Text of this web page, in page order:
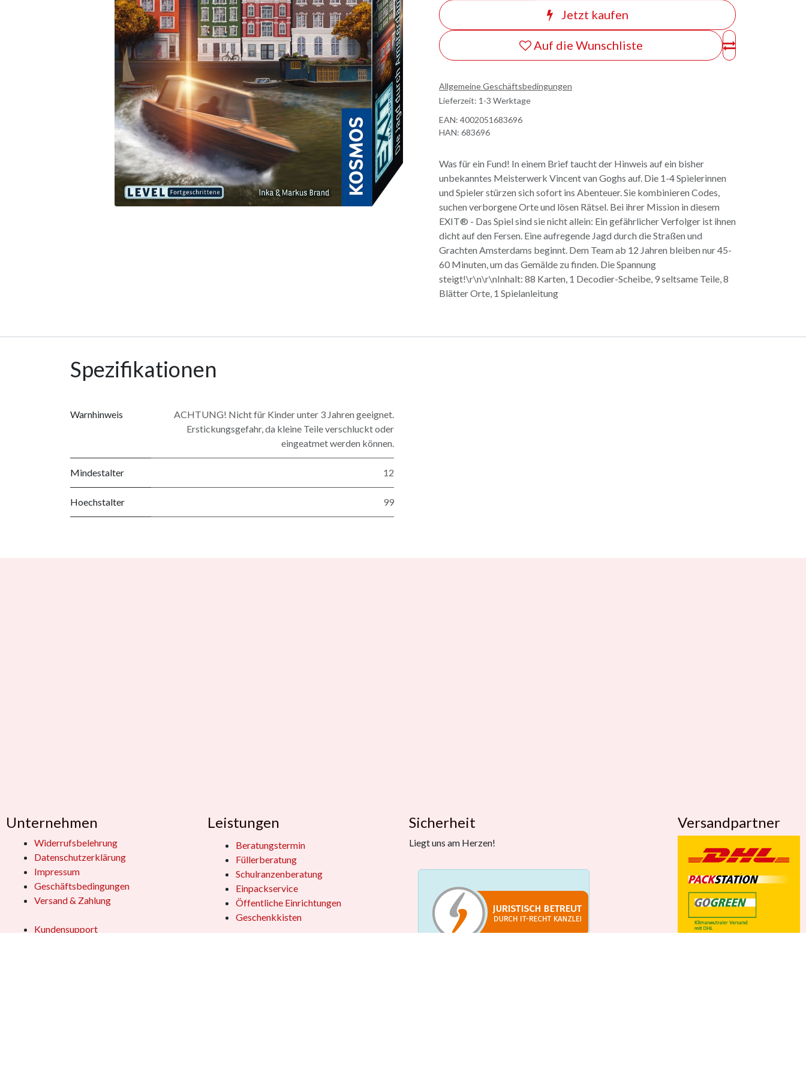
Jetzt kaufen
Auf die Wunschliste
Allgemeine Geschäftsbedingungen
Lieferzeit: 1-3 Werktage
EAN: 4002051683696
HAN: 683696
Was für ein Fund! In einem Brief taucht der Hinweis auf ein bisher
unbekanntes Meisterwerk Vincent van Goghs auf. Die 1-4 Spielerinnen
und Spieler stürzen sich sofort ins Abenteuer. Sie kombinieren Codes,
suchen verborgene Orte und lösen Rätsel. Bei ihrer Mission in diesem
EXIT® - Das Spiel sind sie nicht allein: Ein gefährlicher Verfolger ist ihnen
dicht auf den Fersen. Eine aufregende Jagd durch die Straßen und
Grachten Amsterdams beginnt. Dem Team ab 12 Jahren bleiben nur 45-
60 Minuten, um das Gemälde zu finden. Die Spannung
steigt!\r\n\r\nInhalt: 88 Karten, 1 Decodier-Scheibe, 9 seltsame Teile, 8
Blätter Orte, 1 Spielanleitung
Spezifikationen
Warnhinweis
ACHTUNG! Nicht für Kinder unter 3 Jahren geeignet.
Erstickungsgefahr, da kleine Teile verschluckt oder
eingeatmet werden können.
Mindestalter 12
Hoechstalter 99
Unternehmen
Widerrufsbelehrung
Datenschutzerklärung
Impressum
Geschäftsbedingungen
Versand & Zahlung
Kundensupport
Versandpartner
Sicherheit
Liegt uns am Herzen!
Leistungen
Beratungstermin
Füllerberatung
Schulranzenberatung
Einpackservice
Öffentliche Einrichtungen
Geschenkkisten